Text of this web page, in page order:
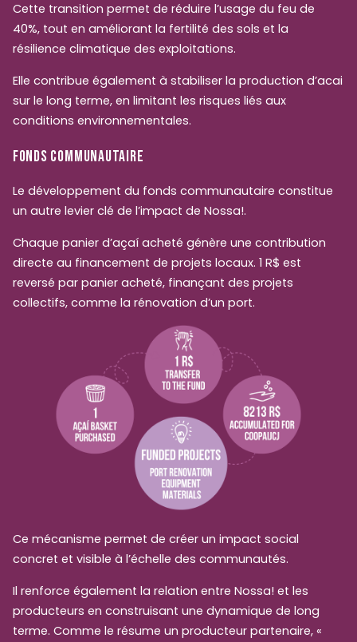
Cette transition permet de réduire l’usage du feu de
40%, tout en améliorant la fertilité des sols et la
résilience climatique des exploitations.
Elle contribue également à stabiliser la production d’acai
sur le long terme, en limitant les risques liés aux
conditions environnementales.
FONDS COMMUNAUTAIRE
Le développement du fonds communautaire constitue
un autre levier clé de l’impact de Nossa!.
Chaque panier d’açaí acheté génère une contribution
directe au financement de projets locaux. 1 R$ est
reversé par panier acheté, finançant des projets
collectifs, comme la rénovation d’un port.
Ce mécanisme permet de créer un impact social
concret et visible à l’échelle des communautés.
Il renforce également la relation entre Nossa! et les
producteurs en construisant une dynamique de long
terme. Comme le résume un producteur partenaire, «